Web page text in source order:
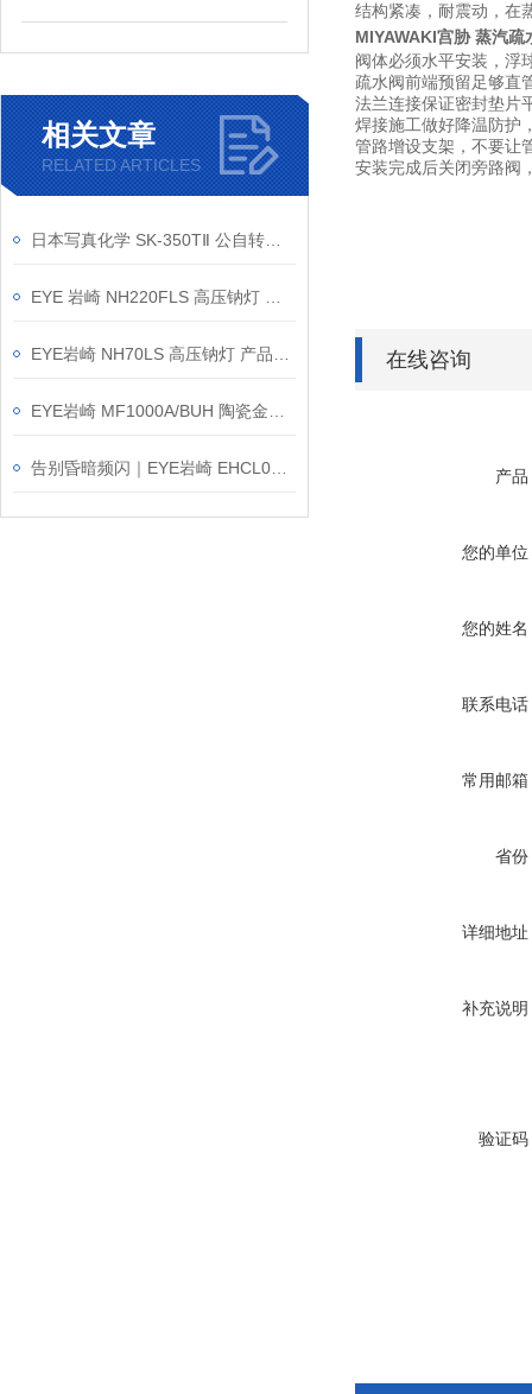
相关文章
RELATED ARTICLES
结构紧凑，耐震动，在
MIYAWAKI宫胁 蒸汽疏
阀体必须水平安装，浮
疏水阀前端预留足够直
法兰连接保证密封垫片
焊接施工做好降温防护
管路增设支架，不要让
安装完成后关闭旁路阀
在线咨询
产品
您的单位
您的姓名
联系电话
常用邮箱
省份
详细地址
补充说明
验证码